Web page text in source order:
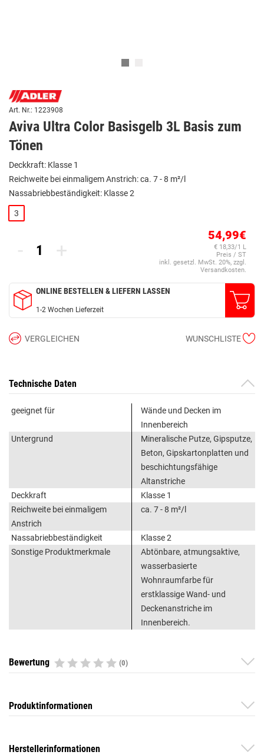
Art. Nr.: 1223908
Aviva Ultra Color Basisgelb 3L Basis zum
Tönen
Deckkraft: Klasse 1
Reichweite bei einmaligem Anstrich: ca. 7 - 8 m²/l
Nassabriebbeständigkeit: Klasse 2
3
- +
54,99€
€ 18,33/1 L
Preis / ST
inkl. gesetzl. MwSt. 20%, zzgl.
Versandkosten.
ONLINE BESTELLEN & LIEFERN LASSEN
1-2 Wochen Lieferzeit
VERGLEICHEN WUNSCHLISTE
Technische Daten
geeignet für
Wände und Decken im
Innenbereich
Untergrund
Mineralische Putze, Gipsputze,
Beton, Gipskartonplatten und
beschichtungsfähige
Altanstriche
Deckkraft
Klasse 1
Reichweite bei einmaligem
Anstrich
ca. 7 - 8 m²/l
Nassabriebbeständigkeit
Klasse 2
Sonstige Produktmerkmale
Abtönbare, atmungsaktive,
wasserbasierte
Wohnraumfarbe für
erstklassige Wand- und
Deckenanstriche im
Innenbereich.
Bewertung (0)
Produktinformationen
Herstellerinformationen